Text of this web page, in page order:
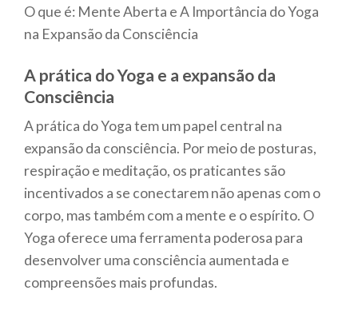
O que é: Mente Aberta e A Importância do Yoga
na Expansão da Consciência
A prática do Yoga e a expansão da
Consciência
A prática do Yoga tem um papel central na
expansão da consciência. Por meio de posturas,
respiração e meditação, os praticantes são
incentivados a se conectarem não apenas com o
corpo, mas também com a mente e o espírito. O
Yoga oferece uma ferramenta poderosa para
desenvolver uma consciência aumentada e
compreensões mais profundas.